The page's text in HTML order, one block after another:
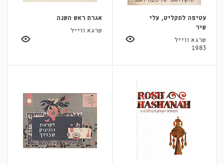
עטיפה לתקליט, עלי
שיר
שרגא ווייל
1983
אגרת ראש השנה
שרגא ווייל